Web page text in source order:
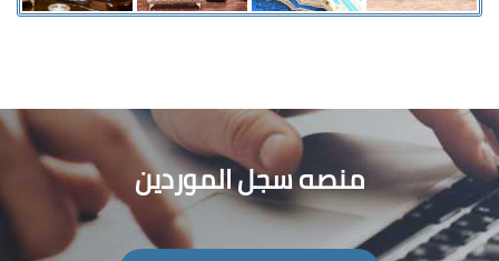
منصه سجل الموردين